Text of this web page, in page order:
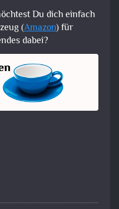
Du dich einfach
(Amazon) für
dabei?